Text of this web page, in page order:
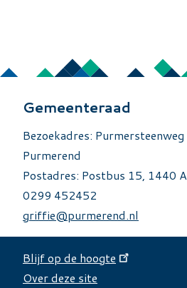
Gemeenteraad
Bezoekadres:
Purmerend
Postadres: Postbus 15, 1440
0299 452452
griffie@purmerend.nl
Over deze site
Blijf op de hoogte
Over deze site